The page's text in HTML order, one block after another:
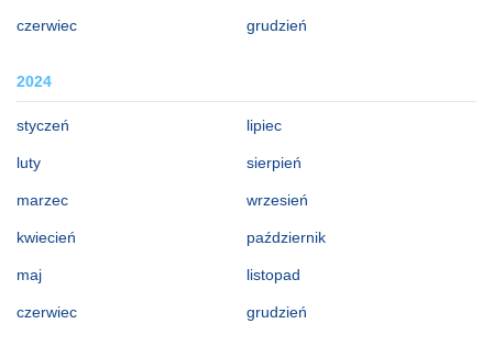
czerwiec grudzień
2024
styczeń
luty
marzec
kwiecień
maj
czerwiec
lipiec
sierpień
wrzesień
październik
listopad
grudzień